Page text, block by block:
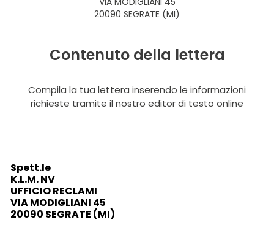
20090 SEGRATE (MI)
Contenuto della lettera
Compila la tua lettera inserendo le informazioni
richieste tramite il nostro editor di testo online
Spett.le
K.L.M. NV
UFFICIO RECLAMI
VIA MODIGLIANI 45
20090 SEGRATE (MI)